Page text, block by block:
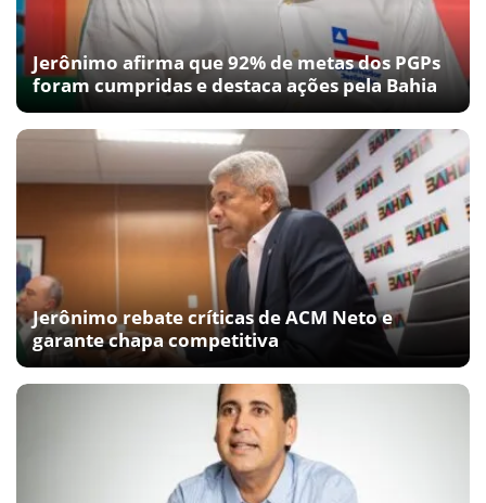
Jerônimo afirma que 92% de metas dos PGPs
foram cumpridas e destaca ações pela Bahia
Jerônimo rebate críticas de ACM Neto e
garante chapa competitiva